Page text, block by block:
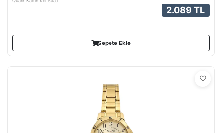
2.089 TL
Sepete Ekle